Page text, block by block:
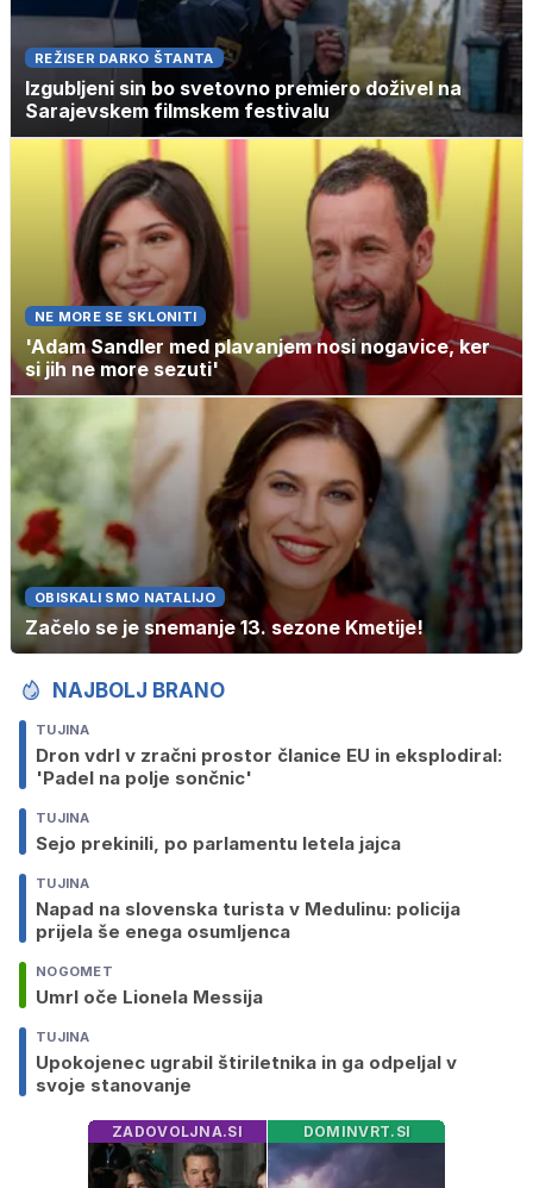
REŽISER DARKO ŠTANTA
Izgubljeni sin bo svetovno premiero doživel na
Sarajevskem filmskem festivalu
NE MORE SE SKLONITI
'Adam Sandler med plavanjem nosi nogavice, ker
si jih ne more sezuti'
OBISKALI SMO NATALIJO
Začelo se je snemanje 13. sezone Kmetije!
NAJBOLJ BRANO
TUJINA
Dron vdrl v zračni prostor članice EU in eksplodiral:
'Padel na polje sončnic'
TUJINA
Sejo prekinili, po parlamentu letela jajca
TUJINA
Napad na slovenska turista v Medulinu: policija
prijela še enega osumljenca
NOGOMET
Umrl oče Lionela Messija
TUJINA
Upokojenec ugrabil štiriletnika in ga odpeljal v
svoje stanovanje
ZADOVOLJNA.SI DOMINVRT.SI